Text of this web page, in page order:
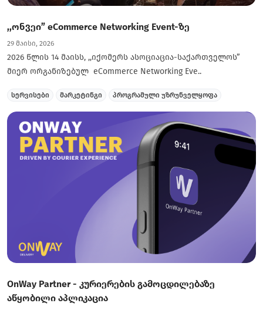
,,ონვეი” eCommerce Networking Event-ზე
29 მაისი, 2026
2026 წლის 14 მაისს, ,,იქომერს ასოციაცია-საქართველოს”
მიერ ორგანიზებულ eCommerce Networking Eve..
სერვისები მარკეტინგი პროგრამული უზრუნველყოფა
OnWay Partner - კურიერების გამოცდილებაზე
აწყობილი აპლიკაცია